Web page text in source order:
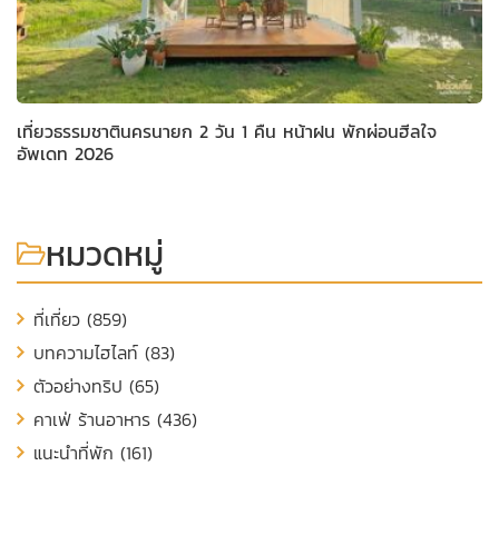
เที่ยวธรรมชาตินครนายก 2 วัน 1 คืน หน้าฝน พักผ่อนฮีลใจ
อัพเดท 2026
หมวดหมู่
ที่เที่ยว (859)
บทความไฮไลท์ (83)
ตัวอย่างทริป (65)
คาเฟ่ ร้านอาหาร (436)
แนะนำที่พัก (161)